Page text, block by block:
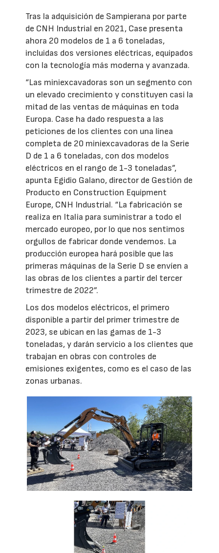
Tras la adquisición de Sampierana por parte
de CNH Industrial en 2021, Case presenta
ahora 20 modelos de 1 a 6 toneladas,
incluidas dos versiones eléctricas, equipados
con la tecnología más moderna y avanzada.
“Las miniexcavadoras son un segmento con
un elevado crecimiento y constituyen casi la
mitad de las ventas de máquinas en toda
Europa. Case ha dado respuesta a las
peticiones de los clientes con una línea
completa de 20 miniexcavadoras de la Serie
D de 1 a 6 toneladas, con dos modelos
eléctricos en el rango de 1-3 toneladas”,
apunta Egidio Galano, director de Gestión de
Producto en Construction Equipment
Europe, CNH Industrial. “La fabricación se
realiza en Italia para suministrar a todo el
mercado europeo, por lo que nos sentimos
orgullos de fabricar donde vendemos. La
producción europea hará posible que las
primeras máquinas de la Serie D se envíen a
las obras de los clientes a partir del tercer
trimestre de 2022”.
Los dos modelos eléctricos, el primero
disponible a partir del primer trimestre de
2023, se ubican en las gamas de 1-3
toneladas, y darán servicio a los clientes que
trabajan en obras con controles de
emisiones exigentes, como es el caso de las
zonas urbanas.